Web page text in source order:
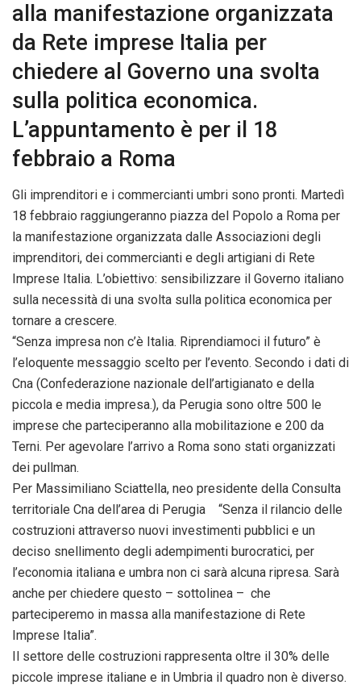
alla manifestazione organizzata
da Rete imprese Italia per
chiedere al Governo una svolta
sulla politica economica.
L’appuntamento è per il 18
febbraio a Roma
Gli imprenditori e i commercianti umbri sono pronti. Martedì
18 febbraio raggiungeranno piazza del Popolo a Roma per
la manifestazione organizzata dalle Associazioni degli
imprenditori, dei commercianti e degli artigiani di Rete
Imprese Italia. L’obiettivo: sensibilizzare il Governo italiano
sulla necessità di una svolta sulla politica economica per
tornare a crescere.
“Senza impresa non c’è Italia. Riprendiamoci il futuro” è
l’eloquente messaggio scelto per l’evento. Secondo i dati di
Cna (Confederazione nazionale dell’artigianato e della
piccola e media impresa.), da Perugia sono oltre 500 le
imprese che parteciperanno alla mobilitazione e 200 da
Terni. Per agevolare l’arrivo a Roma sono stati organizzati
dei pullman.
Per Massimiliano Sciattella, neo presidente della Consulta
territoriale Cna dell’area di Perugia “Senza il rilancio delle
costruzioni attraverso nuovi investimenti pubblici e un
deciso snellimento degli adempimenti burocratici, per
l’economia italiana e umbra non ci sarà alcuna ripresa. Sarà
anche per chiedere questo – sottolinea – che
parteciperemo in massa alla manifestazione di Rete
Imprese Italia”.
Il settore delle costruzioni rappresenta oltre il 30% delle
piccole imprese italiane e in Umbria il quadro non è diverso.